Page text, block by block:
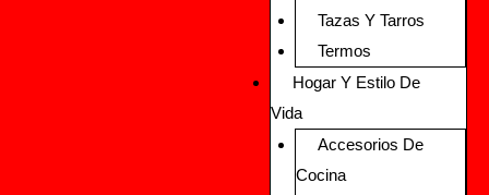
Tazas Y Tarros
Termos
Hogar Y Estilo De
Vida
Accesorios De
Cocina